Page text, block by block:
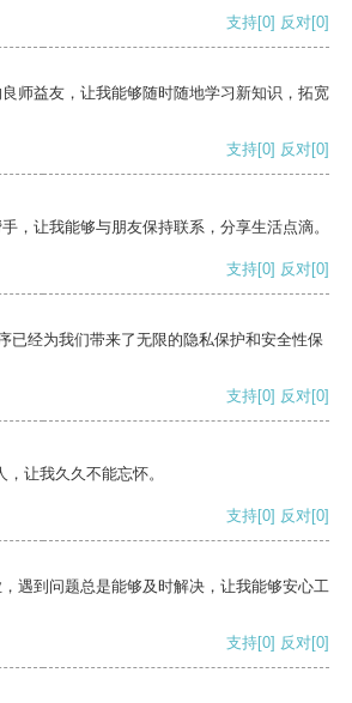
支持[0] 反对[0]
师益友，让我能够随时随地学习新知识，拓宽
支持[0] 反对[0]
，让我能够与朋友保持联系，分享生活点滴。
支持[0] 反对[0]
已经为我们带来了无限的隐私保护和安全性保
支持[0] 反对[0]
让我久久不能忘怀。
支持[0] 反对[0]
遇到问题总是能够及时解决，让我能够安心工
支持[0] 反对[0]